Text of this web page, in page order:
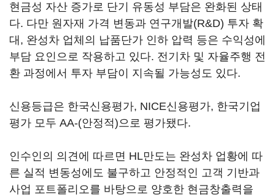
현금성 자산 증가로 단기 유동성 부담은 완화된 상태
다. 다만 원자재 가격 변동과 연구개발(R&D) 투자 확
대, 완성차 업체의 납품단가 인하 압력 등은 수익성에
부담 요인으로 작용하고 있다. 전기차 및 자율주행 전
환 과정에서 투자 부담이 지속될 가능성도 있다.
신용등급은 한국신용평가, NICE신용평가, 한국기업
평가 모두 AA-(안정적)으로 평가됐다.
인수인의 의견에 따르면 HL만도는 완성차 업황에 따
른 실적 변동성에도 불구하고 안정적인 고객 기반과
사업 포트폴리오를 바탕으로 양호한 현금창출력을